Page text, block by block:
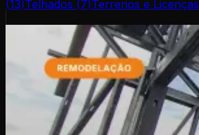
(13)Telhados (7)Terrenos e Licenças